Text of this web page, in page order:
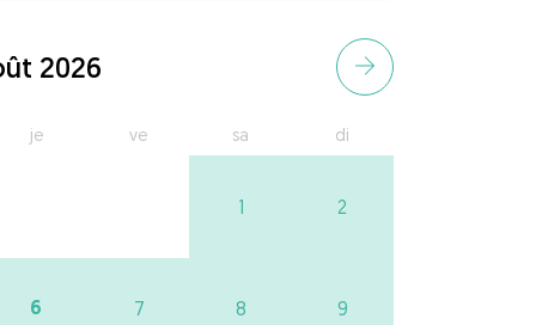
2026
je ve sa di
1 2
6 7 8 9